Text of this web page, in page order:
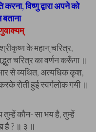
विष्णु द्वारा अपने को
के महान् चरित्र,
चरित्र का वर्णन करूँगा ॥
से व्यथित, अत्यधिक कृश,
रोती हुई स्वर्गलोक गयी ॥
कौन- सा भय है, तुम्हें
है ? ॥ ३ ॥